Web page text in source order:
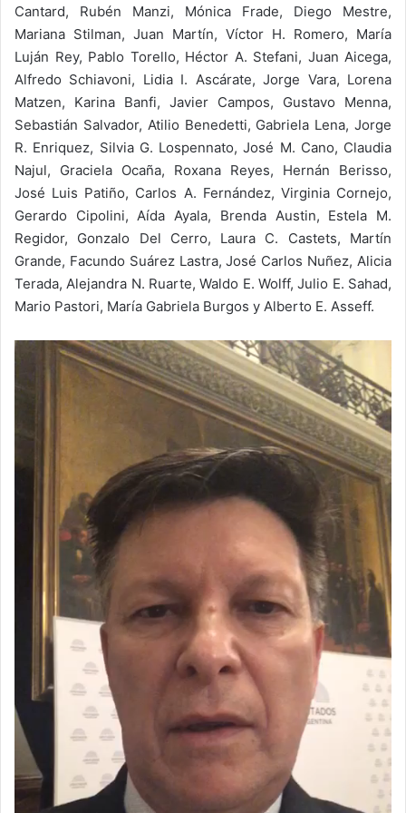
Cantard, Rubén Manzi, Mónica Frade, Diego Mestre,
Mariana Stilman, Juan Martín, Víctor H. Romero, María
Luján Rey, Pablo Torello, Héctor A. Stefani, Juan Aicega,
Alfredo Schiavoni, Lidia I. Ascárate, Jorge Vara, Lorena
Matzen, Karina Banfi, Javier Campos, Gustavo Menna,
Sebastián Salvador, Atilio Benedetti, Gabriela Lena, Jorge
R. Enriquez, Silvia G. Lospennato, José M. Cano, Claudia
Najul, Graciela Ocaña, Roxana Reyes, Hernán Berisso,
José Luis Patiño, Carlos A. Fernández, Virginia Cornejo,
Gerardo Cipolini, Aída Ayala, Brenda Austin, Estela M.
Regidor, Gonzalo Del Cerro, Laura C. Castets, Martín
Grande, Facundo Suárez Lastra, José Carlos Nuñez, Alicia
Terada, Alejandra N. Ruarte, Waldo E. Wolff, Julio E. Sahad,
Mario Pastori, María Gabriela Burgos y Alberto E. Asseff.